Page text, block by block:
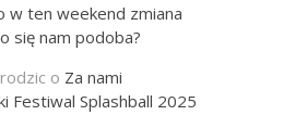
w ten weekend zmiana
się nam podoba?
o Za nami
Festiwal Splashball 2025